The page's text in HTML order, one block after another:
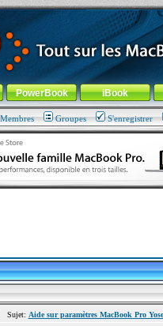
-Aller au menu de la rubrique
PowerBook iBook
Groupes S'enregistrer
Sujet: Aide sur paramètres MacBook Pro